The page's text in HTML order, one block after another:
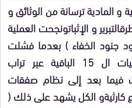
و المادية ترسانة من الوثائق و
و الإثباتونجحت العملية
جنود الخفاء ) بعدما فشلت
العمليةفي الأكاديميات ال 15 الباقية عبر تراب
فيما بعد إلى نظام صفقات
كارثيةو الكل يشهد على ذلك (